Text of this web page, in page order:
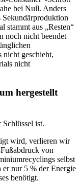
bei Null. Anders
stammt aus „Resten“
noch nicht beendet
nicht geschieht,
nicht
hergestellt
ist.
wird, verlieren wir
von
selbst
er nur 5 % der Energie
benötigt.